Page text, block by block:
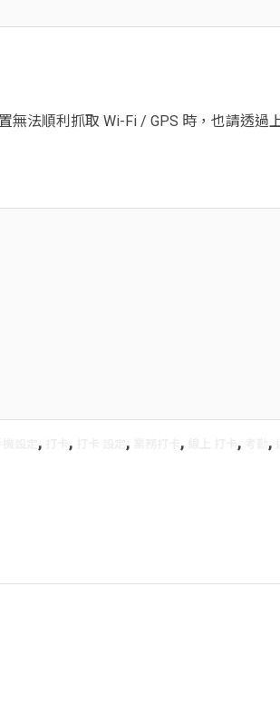
無法順利抓取 Wi-Fi / GPS 時，也請透過
, , , , , ,